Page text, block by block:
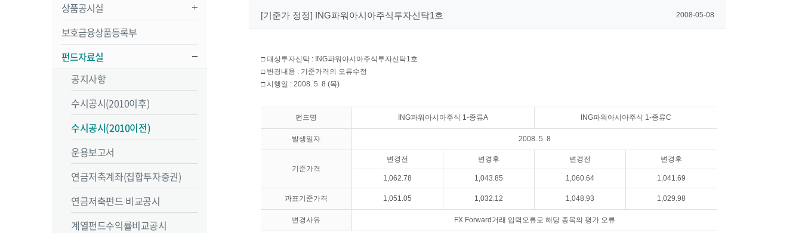
상품공시실
보호금융상품등록부
펀드자료실
공지사항
수시공시(2010이후)
수시공시(2010이전)
운용보고서
연금저축계좌(집합투자증권)
연금저축펀드 비교공시
계열펀드수익률비교공시
[기준가 정정] ING파워아시아주식투자신탁1호 2008-05-08
□ 대상투자신탁 : ING파워아시아주식투자신탁1호
□ 변경내용 : 기준가격의 오류수정
□ 시행일 : 2008. 5. 8 (목)
펀드명 ING파워아시아주식 1-종류A ING파워아시아주식 1-종류C
발생일자 2008. 5. 8
기준가격
변경전 변경후 변경전 변경후
1,062.78 1,043.85 1,060.64 1,041.69
과표기준가격 1,051.05 1,032.12 1,048.93 1,029.98
변경사유 FX Forward거래 입력오류로 해당 종목의 평가 오류